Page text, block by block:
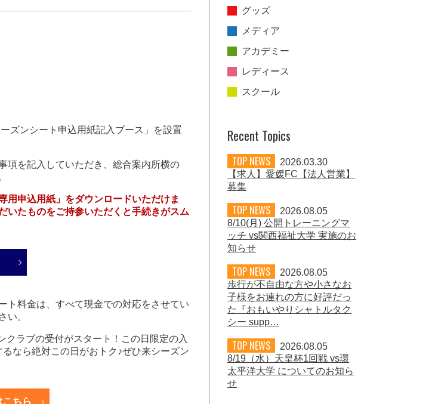
ズンシート申込用紙記入ブース」を設置
項を記入していただき、総合案内所横の
用申込用紙」をダウンロードいただけま
いたものをご持参いただくと手続きがスム
ト料金は、すべて現金での対応をさせてい
い。
ラブの受付がスタート！この日限定の入
なら絶対この日がおトク♪ぜひ来シーズン
ちら
グッズ
メディア
アカデミー
レディース
スクール
Recent Topics
TOP NEWS
2026.03.30
【求人】愛媛FC【法人営業】
募集
TOP NEWS
2026.08.05
8/10(月) 公開トレーニングマ
ッチ vs関西福祉大学 実施のお
知らせ
TOP NEWS
2026.08.05
歩行が不自由な方や小さなお
子様をお連れの方に好評だっ
た『おもいやりシャトルタク
シー supp…
TOP NEWS
2026.08.05
8/19（水）天皇杯1回戦 vs環
太平洋大学 についてのお知ら
せ